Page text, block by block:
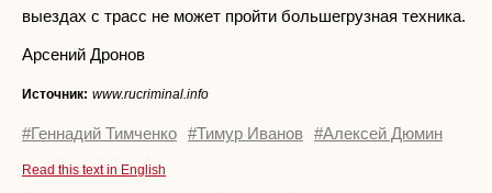
выездах с трасс не может пройти большегрузная техника.
Арсений Дронов
Источник: www.rucriminal.info
#Геннадий Тимченко #Тимур Иванов #Алексей Дюмин
Read this text in English